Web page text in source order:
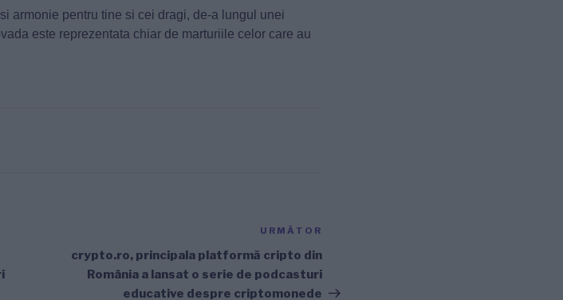
armonie pentru tine si cei dragi, de-a lungul unei
este reprezentata chiar de marturiile celor care au
următor
URMĂTOR
crypto.ro, principala platformă cripto din
România a lansat o serie de podcasturi
educative despre criptomonede